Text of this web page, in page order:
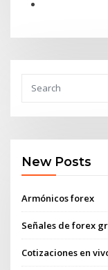
New Posts
Armónicos forex
Señales de forex
Cotizaciones en